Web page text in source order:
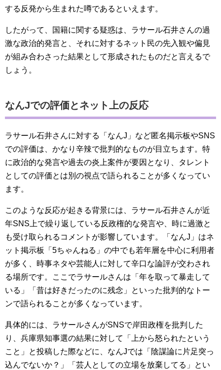
する反発から生まれた噂であるといえます。
したがって、国籍に関する疑惑は、ラサール石井さんの過
激な政治的発言と、それに対するネット民の先入観や偏見
が組み合わさった結果として形成されたものだと言えるで
しょう。
なんJでの評価とネット上の反応
ラサール石井さんに対する「なんJ」など匿名掲示板やSNS
での評価は、かなり辛辣で批判的なものが目立ちます。特
に政治的な発言や過去の炎上案件が要因となり、タレント
としての評価とは別の視点で語られることが多くなってい
ます。
このような反応が起きる背景には、ラサール石井さんが近
年SNS上で繰り返している反政権的な発言や、時に過激と
も受け取られるコメントが影響しています。「なんJ」はネ
ット掲示板「5ちゃんねる」の中でも若年層を中心に利用者
が多く、時事ネタや芸能人に対して辛口な論評が交わされ
る場所です。ここでラサールさんは「年を取って暴走して
いる」「昔は好きだったのに残念」といった批判的なトー
ンで語られることが多くなっています。
具体的には、ラサールさんがSNSで岸田政権を批判した
り、兵庫県知事選の結果に対して「上から怒られたという
こと」と投稿した際などに、なんJでは「陰謀論に片足突っ
込んでないか？」「芸人としての立場を放棄してる」とい